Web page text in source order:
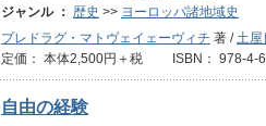
ジャンル ： 歴史 >> ヨーロッパ諸地域史
プレドラグ・マトヴェイェーヴィチ 著 /土屋
定価： 本体2,500円＋税 ISBN： 978-
自由の経験